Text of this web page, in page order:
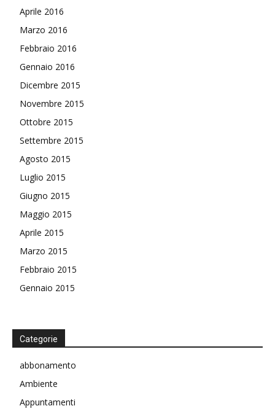
Aprile 2016
Marzo 2016
Febbraio 2016
Gennaio 2016
Dicembre 2015
Novembre 2015
Ottobre 2015
Settembre 2015
Agosto 2015
Luglio 2015
Giugno 2015
Maggio 2015
Aprile 2015
Marzo 2015
Febbraio 2015
Gennaio 2015
Categorie
abbonamento
Ambiente
Appuntamenti